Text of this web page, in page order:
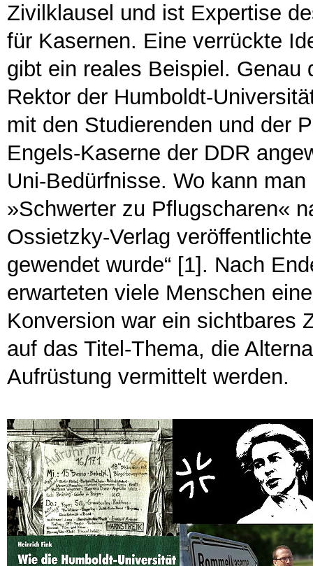
Zivilklausel und ist Expertise
für Kasernen. Eine verrückte
gibt ein reales Beispiel.
Rektor der Humboldt-
mit den Studierenden und der
Engels-Kaserne der DDR
Uni-Bedürfnisse. Wo kann
»Schwerter zu Pflugscharen«
Ossietzky-Verlag
gewendet wurde“ [1]. Nach
erwarteten viele Menschen
Konversion war ein sichtbares
auf das Titel-Thema, die
Aufrüstung vermittelt werden.